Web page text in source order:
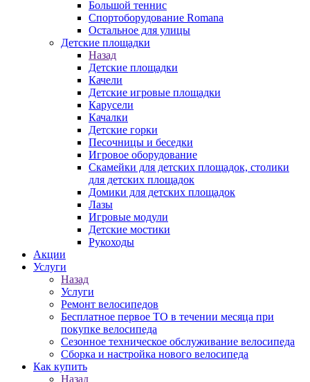
Большой теннис
Спортоборудование Romana
Остальное для улицы
Детские площадки
Назад
Детские площадки
Качели
Детские игровые площадки
Карусели
Качалки
Детские горки
Песочницы и беседки
Игровое оборудование
Скамейки для детских площадок, столики
для детских площадок
Домики для детских площадок
Лазы
Игровые модули
Детские мостики
Рукоходы
Акции
Услуги
Назад
Услуги
Ремонт велосипедов
Бесплатное первое ТО в течении месяца при
покупке велосипеда
Сезонное техническое обслуживание велосипеда
Сборка и настройка нового велосипеда
Как купить
Назад